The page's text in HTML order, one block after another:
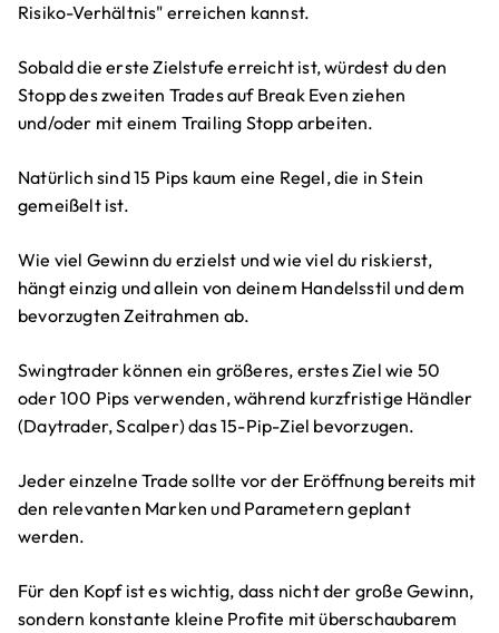
Risiko-Verhältnis" erreichen kannst.
Sobald die erste Zielstufe erreicht ist, würdest du den
Stopp des zweiten Trades auf Break Even ziehen
und/oder mit einem Trailing Stopp arbeiten.
Natürlich sind 15 Pips kaum eine Regel, die in Stein
gemeißelt ist.
Wie viel Gewinn du erzielst und wie viel du riskierst,
hängt einzig und allein von deinem Handelsstil und dem
bevorzugten Zeitrahmen ab.
Swingtrader können ein größeres, erstes Ziel wie 50
oder 100 Pips verwenden, während kurzfristige Händler
(Daytrader, Scalper) das 15-Pip-Ziel bevorzugen.
Jeder einzelne Trade sollte vor der Eröffnung bereits mit
den relevanten Marken und Parametern geplant
werden.
Für den Kopf ist es wichtig, dass nicht der große Gewinn,
sondern konstante kleine Profite mit überschaubarem